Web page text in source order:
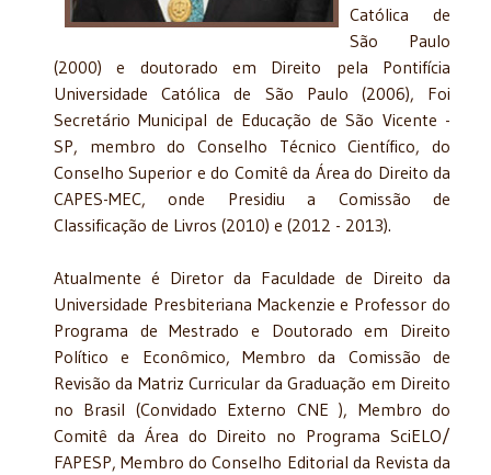
Católica de
São Paulo
(2000) e doutorado em Direito pela Pontifícia
Universidade Católica de São Paulo (2006), Foi
Secretário Municipal de Educação de São Vicente -
SP, membro do Conselho Técnico Científico, do
Conselho Superior e do Comitê da Área do Direito da
CAPES-MEC, onde Presidiu a Comissão de
Classificação de Livros (2010) e (2012 - 2013).
Atualmente é Diretor da Faculdade de Direito da
Universidade Presbiteriana Mackenzie e Professor do
Programa de Mestrado e Doutorado em Direito
Político e Econômico, Membro da Comissão de
Revisão da Matriz Curricular da Graduação em Direito
no Brasil (Convidado Externo CNE ), Membro do
Comitê da Área do Direito no Programa SciELO/
FAPESP, Membro do Conselho Editorial da Revista da